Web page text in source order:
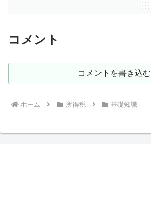
コメント
コメントを書き込む
ホーム 所得税 基礎知識